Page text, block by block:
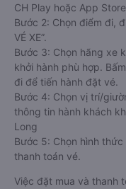
CH Play hoặc App
Bước 2: Chọn điểm đi,
VÉ XE”.
Bước 3: Chọn hãng xe
khởi hành phù hợp.
đi để tiến hành đặt vé.
Bước 4: Chọn vị trí/
thông tin hành khách
Long
Bước 5: Chọn hình
thanh toán vé.
Việc đặt mua và thanh